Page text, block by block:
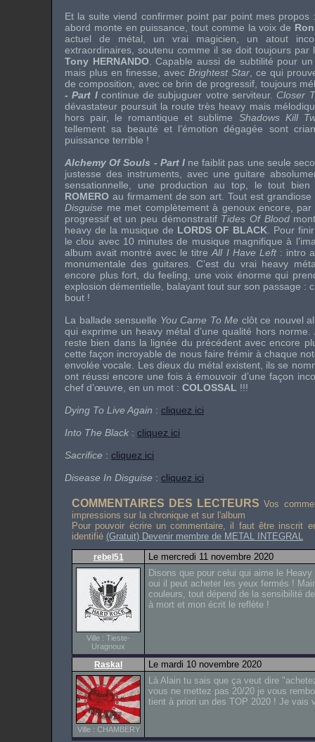
Et la suite viend confirmer point par point mes
abord monte en puissance, tout comme la voix de
actuel de métal, un vrai magicien, un atout
extraordinaires, soutenu comme il se doit toujours par
Tony HERNANDO. Capable aussi de subtilité pour
mais plus en finesse, avec Brightest Star , ce qui
de composition, avec ce brin de progressif, toujours
- Part Icontinue de subjuguer votre serviteur. Closer
dévastateur poursuit la route très heavy mais
hors pair, le romantique et sublime Shadows Kill
tellement sa beauté et l’émotion dégagée sont
puissance terrible !
Alchemy Of Souls - Part Ine faiblit pas une seule
justesse des instruments, avec une guitare
sensationnelle, une production au top, le tout
ROMERO au firmament de son art. Tout est
Disguise me met complètement à genoux encore,
progressif et un peu démonstratif Tides Of Blood
heavy de la musique de LORDS OF BLACK . Pour
le clou avec 10 minutes de musique magnifique à
album avait montré avec le titreAll I Have Left: intro
monumentale des guitares. C’est du vrai heavy
encore plus fort, du feeling, une voix énorme qui
explosion démentielle, balayant tout sur son passage :
bout !
La ballade sensuelle You Came To Me clôt ce nouvel
qui exprime un heavy métal d’une qualité hors norme.
reste bien dans la lignée du précédent avec encore
cette façon incroyable de nous faire frémir à chaque
envolée vocale. Les dieux du métal existent, ils se
ont réussi encore une fois à émouvoir d’une façon
chef d’œuvre, en un mot : COLOSSAL !!!
Dying To Live Again : cliquez ici
Into The Black : cliquez ici
Sacrifice : cliquez ici
Disease In Disguise : cliquez ici
COMMENTAIRES DES LECTEURS Vos
impressions sur la chronique et sur l'album
Pour pouvoir écrire un commentaire, il faut être inscrit
identifié (Gratuit) Devenir membre de METAL INTEGRAL
rebel51 Le mercredi 11 novembre 2020
Ville : Tieste-
Uragnoux
Disons que pour celui qui aime le
oui il peut acheter les yeux fermés !
couleurs, tout dépend de la sensibilité
à mort et mon écrit le reflète !
Raskal Le mardi 10 novembre 2020
Ville : CHAMBERY
Là Alain tu sais que ça veut dire
vous ne mettez pas 20/20 je vous
tient à priori un des TOP 2020 ! Je vais